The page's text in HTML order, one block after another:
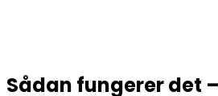
Sådan fungerer det